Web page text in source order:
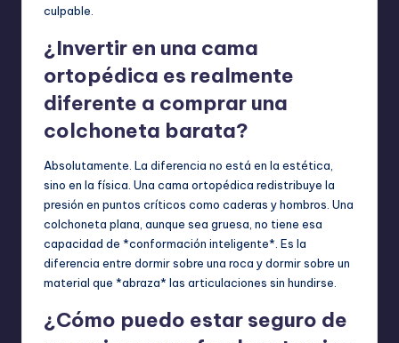
culpable.
¿Invertir en una cama
ortopédica es realmente
diferente a comprar una
colchoneta barata?
Absolutamente. La diferencia no está en la estética,
sino en la física. Una cama ortopédica redistribuye la
presión en puntos críticos como caderas y hombros. Una
colchoneta plana, aunque sea gruesa, no tiene esa
capacidad de *conformación inteligente*. Es la
diferencia entre dormir sobre una roca y dormir sobre un
material que *abraza* las articulaciones sin hundirse.
¿Cómo puedo estar seguro de